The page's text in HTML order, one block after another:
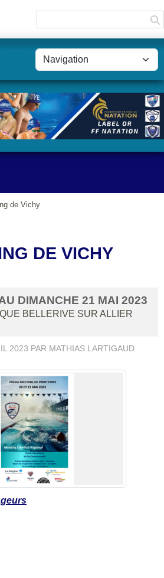
de Vichy
DE VICHY
DIMANCHE 21 MAI 2023
BELLERIVE SUR ALLIER
2023 PAR MATHIAS LARTIGAUD